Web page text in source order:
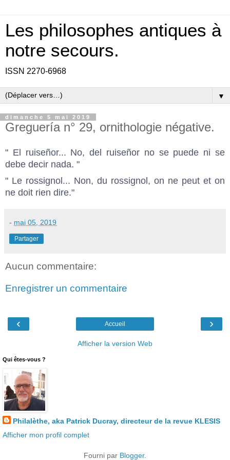
Les philosophes antiques à
notre secours.
ISSN 2270-6968
▼
dimanche 5 mai 2019
Greguería n° 29, ornithologie négative.
" El ruiseñor... No, del ruiseñor no se puede ni se
debe decir nada. "
" Le rossignol... Non, du rossignol, on ne peut et on
ne doit rien dire."
- mai 05, 2019
Partager
Aucun commentaire:
Enregistrer un commentaire
‹ ›
Accueil
Afficher la version Web
Qui êtes-vous ?
Philalèthe, aka Patrick Ducray, directeur de la revue KLESIS
Afficher mon profil complet
Fourni par Blogger.